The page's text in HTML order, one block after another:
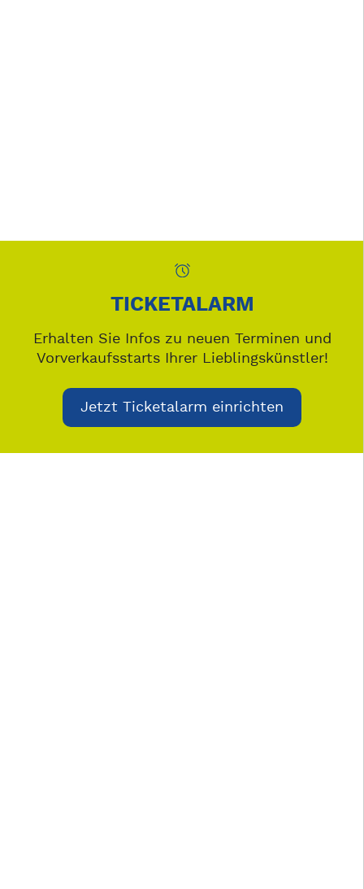
TICKETALARM
Erhalten Sie Infos zu neuen Terminen und
Vorverkaufsstarts Ihrer Lieblingskünstler!
Jetzt Ticketalarm einrichten